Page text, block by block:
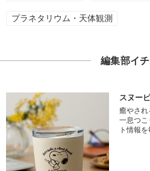
プラネタリウム・天体観測
編集部イ
スヌー
癒やされ
一息つこ
ト情報